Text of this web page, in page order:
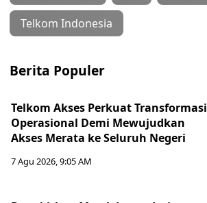
Telkom Indonesia
Berita Populer
Telkom Akses Perkuat Transformasi
Operasional Demi Mewujudkan
Akses Merata ke Seluruh Negeri
7 Agu 2026, 9:05 AM